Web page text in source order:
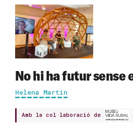
No hi ha futur sense
Helena Martín
Amb la col·laboració de